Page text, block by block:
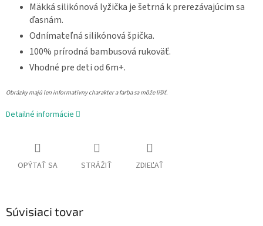
Mäkká silikónová lyžička je šetrná k prerezávajúcim sa
ďasnám.
Odnímateľná silikónová špička.
100% prírodná bambusová rukoväť.
Vhodné pre deti od 6m+.
Obrázky majú len informatívny charakter a farba sa môže líšiť.
Detailné informácie
OPÝTAŤ SA STRÁŽIŤ ZDIEĽAŤ
Súvisiaci tovar